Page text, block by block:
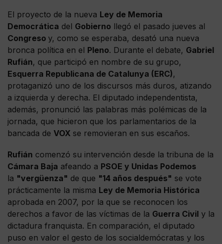
El proyecto de la nueva Ley de Memoria
Democrática del Gobierno llegó el pasado jueves al
Congreso y, como se esperaba, desató una nueva
bronca política en el Pleno. Durante el debate, Gabriel
Rufián, que participó en nombre de su grupo,
Esquerra Republicana de Catalunya (ERC),
protaganizó uno de los discursos más duros, atizando
a izquierda y derecha. El diputado independentista,
además, pronunció las palabras más polémicas de la
jornada, que hicieron que los parlamentarios de la
bancada de VOX se removieran en sus escaños.
Rufián comenzó su intervención desde la tribuna de la
Cámara Baja afeando a PSOE y Unidas Podemos
la "vergüenza" de que "14 años después" se vote
prácticamente la misma Ley de Memoria Histórica
aprobada en 2007, por la que se reconocen los
derechos a favor de las víctimas de la Guerra Civil y la
dictadura franquista. En comparación, el diputado
puso en valor el gesto de los socialdemócratas y los